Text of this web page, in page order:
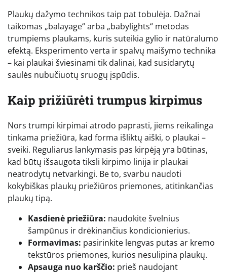
Plaukų dažymo technikos taip pat tobulėja. Dažnai
taikomas „balayage“ arba „babylights“ metodas
trumpiems plaukams, kuris suteikia gylio ir natūralumo
efektą. Eksperimento verta ir spalvų maišymo technika
– kai plaukai šviesinami tik dalinai, kad susidarytų
saulės nubučiuotų sruogų įspūdis.
Kaip prižiūrėti trumpus kirpimus
Nors trumpi kirpimai atrodo paprasti, jiems reikalinga
tinkama priežiūra, kad forma išliktų aiški, o plaukai –
sveiki. Reguliarus lankymasis pas kirpėją yra būtinas,
kad būtų išsaugota tiksli kirpimo linija ir plaukai
neatrodytų netvarkingi. Be to, svarbu naudoti
kokybiškas plaukų priežiūros priemones, atitinkančias
plaukų tipą.
Kasdienė priežiūra: naudokite švelnius
šampūnus ir drėkinančius kondicionierius.
Formavimas: pasirinkite lengvas putas ar kremo
tekstūros priemones, kurios nesulipina plaukų.
Apsauga nuo karščio: prieš naudojant